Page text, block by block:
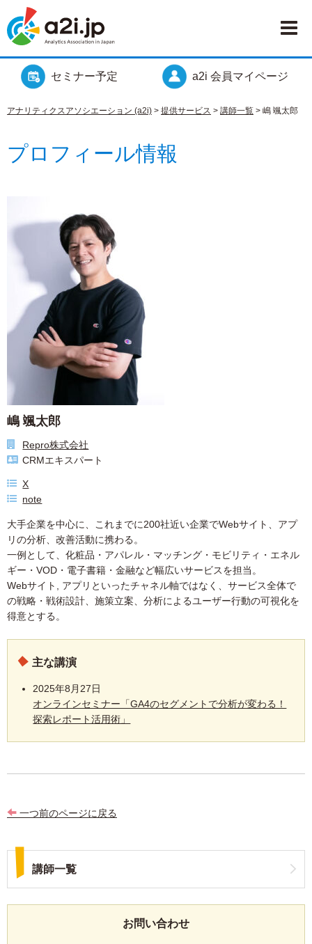
セミナー予定 a2i 会員マイページ
アナリティクスアソシエーション (a2i) > 提供サービス > 講師一覧 > 嶋 颯太郎
プロフィール情報
嶋 颯太郎
Repro株式会社
CRMエキスパート
X
note
大手企業を中心に、これまでに200社近い企業でWebサイト、アプ
リの分析、改善活動に携わる。
一例として、化粧品・アパレル・マッチング・モビリティ・エネル
ギー・VOD・電子書籍・金融など幅広いサービスを担当。
Webサイト, アプリといったチャネル軸ではなく、サービス全体で
の戦略・戦術設計、施策立案、分析によるユーザー行動の可視化を
得意とする。
主な講演
2025年8月27日
オンラインセミナー「GA4のセグメントで分析が変わる！
探索レポート活用術」
一つ前のページに戻る
講師一覧
お問い合わせ